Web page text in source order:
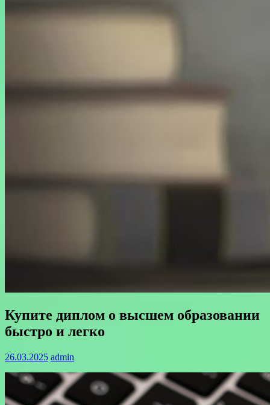
Купите диплом о высшем образовании
быстро и легко
26.03.2025 admin